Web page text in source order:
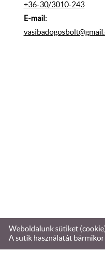
+36-30/3010-243
E-mail:
© 2026 - Brezo
Weboldalunk sütiket
A sütik használatát